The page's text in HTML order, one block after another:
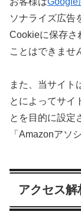
ソナライズ広告
Cookieに保存さ
ことはできませ
また、当サイト
とによってサイ
とを目的に設定
「Amazonアソ
アクセス